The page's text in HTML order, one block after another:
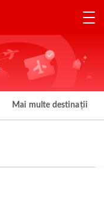
Mai multe destinații